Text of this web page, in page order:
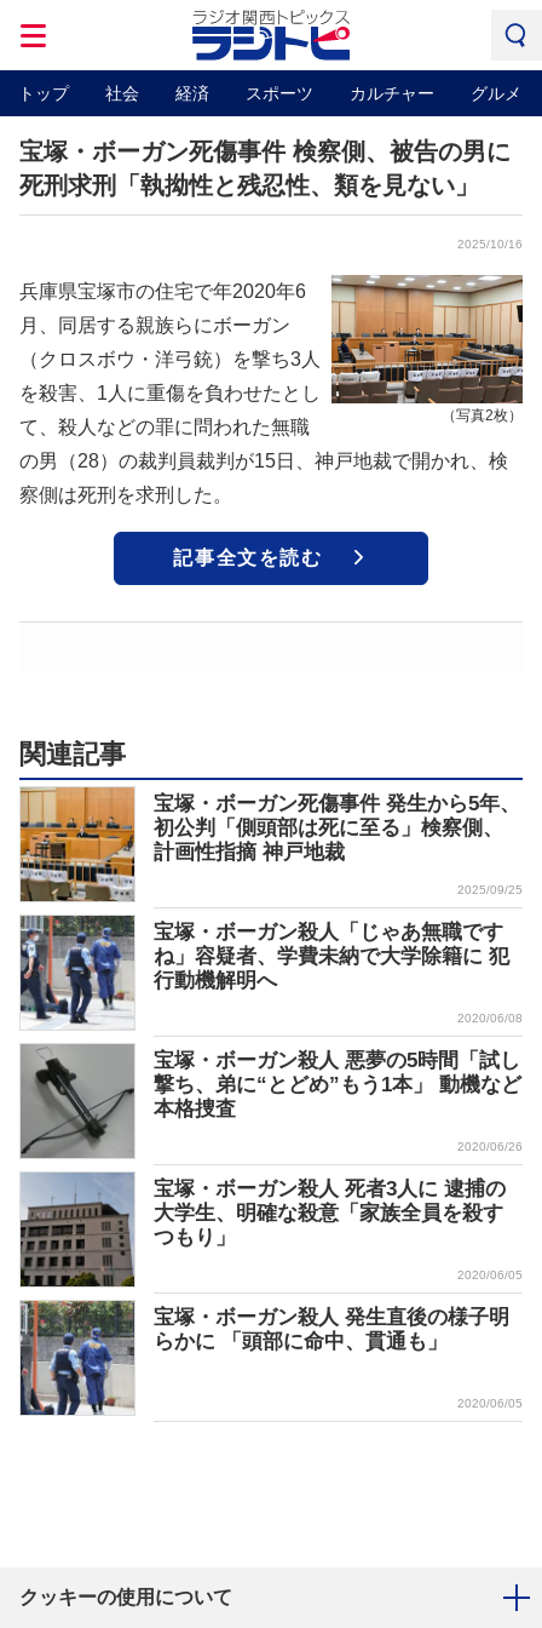
トップ 社会 経済 スポーツ カルチャー グルメ
宝塚・ボーガン死傷事件 検察側、被告の男に
死刑求刑「執拗性と残忍性、類を見ない」
2025/10/16
（写真2枚）
兵庫県宝塚市の住宅で年2020年6
月、同居する親族らにボーガン
（クロスボウ・洋弓銃）を撃ち3人
を殺害、1人に重傷を負わせたとし
て、殺人などの罪に問われた無職
の男（28）の裁判員裁判が15日、神戸地裁で開かれ、検
察側は死刑を求刑した。
記事全文を読む
関連記事
宝塚・ボーガン死傷事件 発生から5年、
初公判「側頭部は死に至る」検察側、
計画性指摘 神戸地裁
2025/09/25
宝塚・ボーガン殺人「じゃあ無職です
ね」容疑者、学費未納で大学除籍に 犯
行動機解明へ
2020/06/08
宝塚・ボーガン殺人 悪夢の5時間「試し
撃ち、弟に“とどめ”もう1本」 動機など
本格捜査
2020/06/26
宝塚・ボーガン殺人 死者3人に 逮捕の
大学生、明確な殺意「家族全員を殺す
つもり」
2020/06/05
宝塚・ボーガン殺人 発生直後の様子明
らかに 「頭部に命中、貫通も」
2020/06/05
クッキーの使用について